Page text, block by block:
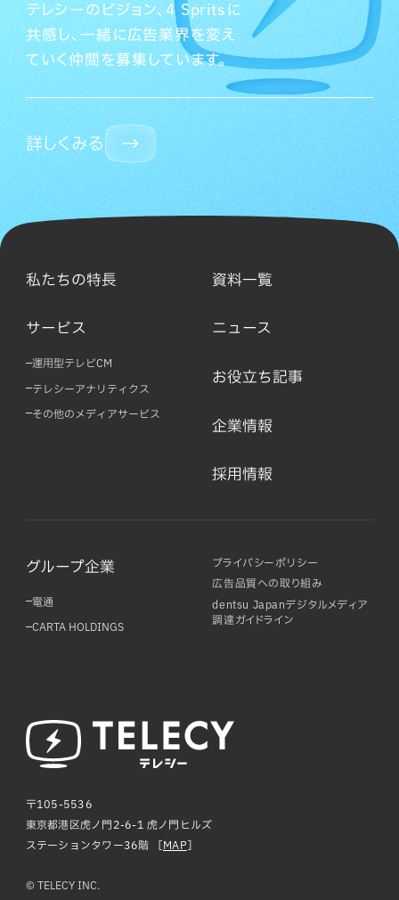
テレシーのビジョン、4 Spritsに
共感し、一緒に広告業界を変え
ていく仲間を募集しています。
詳しくみる
私たちの特長
サービス
運用型テレビCM
テレシーアナリティクス
その他のメディアサービス
資料一覧
ニュース
お役立ち記事
企業情報
採用情報
グループ企業
電通
CARTA HOLDINGS
プライバシーポリシー
広告品質への取り組み
dentsu Japanデジタルメディア
調達ガイドライン
〒105-5536
東京都港区虎ノ門2-6-1 虎ノ門ヒルズ
ステーションタワー36階 ［MAP］
© TELECY INC.